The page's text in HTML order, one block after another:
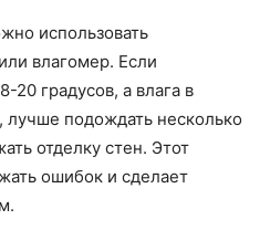
использовать
влагомер. Если
20 градусов, а влага в
лучше подождать несколько
отделку стен. Этот
ошибок и сделает